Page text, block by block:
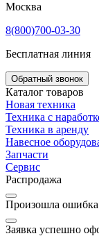
Москва
8(800)700-03-30
Бесплатная линия
Обратный звонок
Каталог товаров
Новая техника
Техника с
Техника в аренду
Навесное
Запчасти
Сервис
Распродажа
Произошла
Заявка успешно